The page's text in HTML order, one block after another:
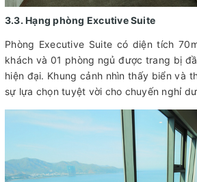
3.3. Hạng phòng Excutive Suite
Phòng Executive Suite có diện tích
khách và 01 phòng ngủ được trang bị
hiện đại. Khung cảnh nhìn thấy biển và
sự lựa chọn tuyệt vời cho chuyến nghỉ